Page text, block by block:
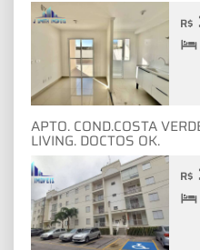
R$
APTO. COND.COSTA
LIVING. DOCTOS OK.
R$